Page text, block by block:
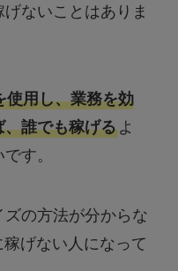
ないことはありま
使用し、業務を効
誰でも稼げるよ
す。
の方法が分からな
げない人になって